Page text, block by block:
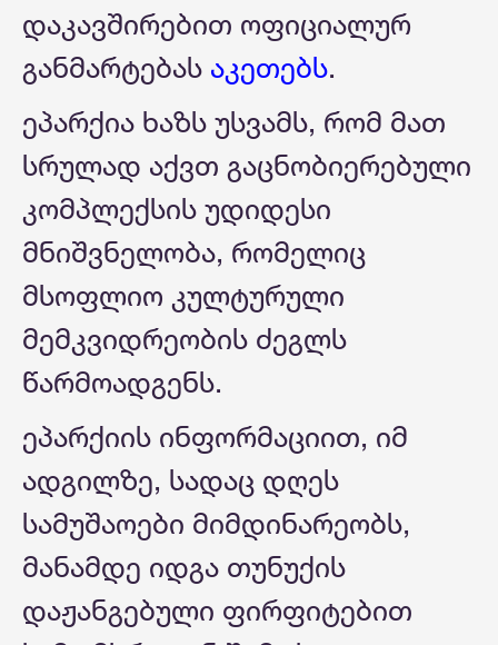
დაკავშირებით ოფიციალურ
განმარტებას აკეთებს.
ეპარქია ხაზს უსვამს, რომ მათ
სრულად აქვთ გაცნობიერებული
კომპლექსის უდიდესი
მნიშვნელობა, რომელიც
მსოფლიო კულტურული
მემკვიდრეობის ძეგლს
წარმოადგენს.
ეპარქიის ინფორმაციით, იმ
ადგილზე, სადაც დღეს
სამუშაოები მიმდინარეობს,
მანამდე იდგა თუნუქის
დაჟანგებული ფირფიტებით